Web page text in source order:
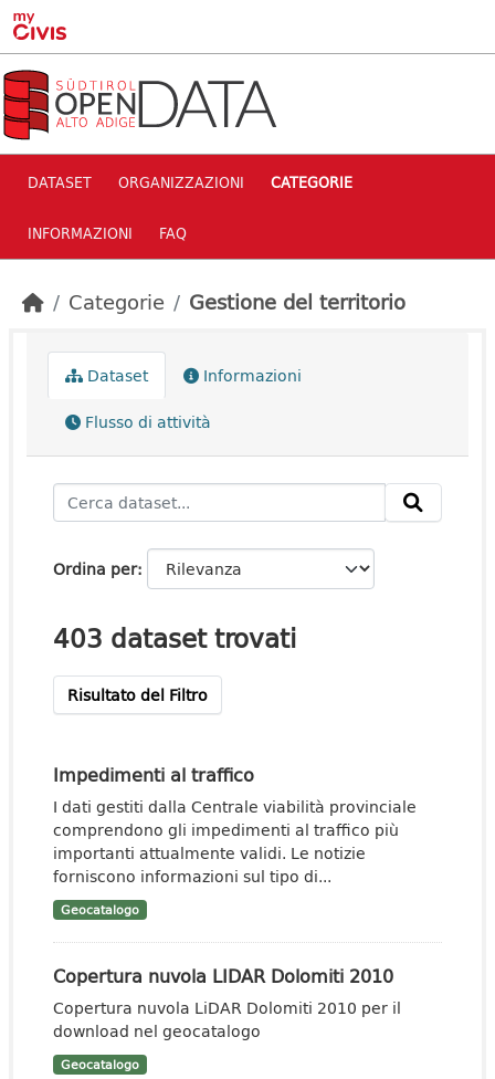
Skip to main content
DATASET ORGANIZZAZIONI CATEGORIE
INFORMAZIONI FAQ
Categorie Gestione del territorio
Dataset
Informazioni
Flusso di attività
Ordina per
403 dataset trovati
Risultato del Filtro
Impedimenti al traffico
I dati gestiti dalla Centrale viabilità provinciale
comprendono gli impedimenti al traffico più
importanti attualmente validi. Le notizie
forniscono informazioni sul tipo di...
Geocatalogo
Copertura nuvola LIDAR Dolomiti 2010
Copertura nuvola LiDAR Dolomiti 2010 per il
download nel geocatalogo
Geocatalogo